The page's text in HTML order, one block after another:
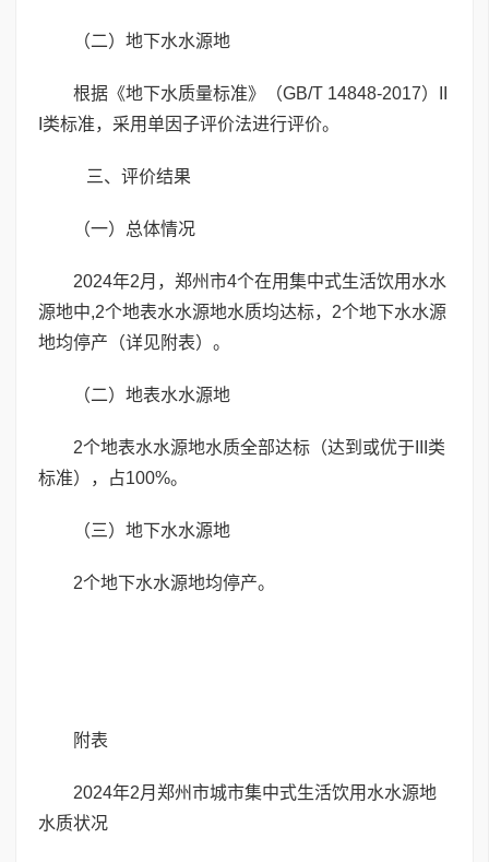
（二）地下水水源地
根据《地下水质量标准》（GB/T 14848-2017）II
I类标准，采用单因子评价法进行评价。
三、评价结果
（一）总体情况
2024年2月，郑州市4个在用集中式生活饮用水水
源地中,2个地表水水源地水质均达标，2个地下水水源
地均停产（详见附表）。
（二）地表水水源地
2个地表水水源地水质全部达标（达到或优于III类
标准），占100%。
（三）地下水水源地
2个地下水水源地均停产。
附表
2024年2月郑州市城市集中式生活饮用水水源地
水质状况